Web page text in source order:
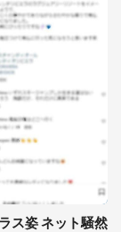
ス姿 ネット騒然